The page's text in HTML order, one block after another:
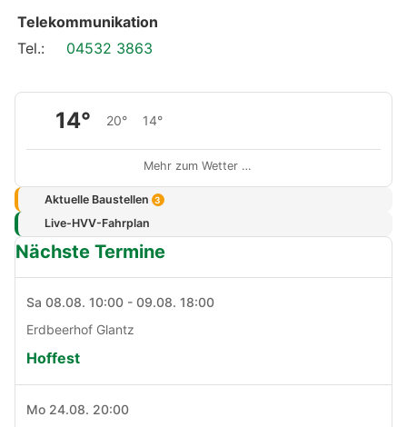
Telekommunikation
Tel.:
04532 3863
14° 20° 14°
Mehr zum Wetter …
Aktuelle Baustellen 3
Live-HVV-Fahrplan
Nächste Termine
Sa 08.08. 10:00 - 09.08. 18:00
Erdbeerhof Glantz
Hoffest
Mo 24.08. 20:00